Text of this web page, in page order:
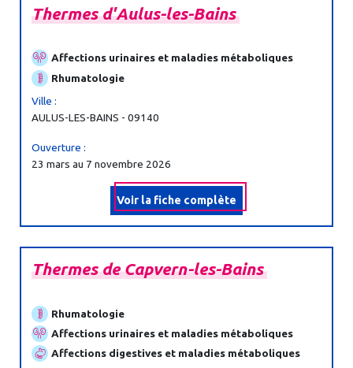
Thermesd'Aulus-les-Bains
Affections urinaires et maladies métaboliques
Rhumatologie
Ville :
AULUS-LES-BAINS - 09140
Ouverture :
23 mars au 7 novembre 2026
Voir la fiche complète
ThermesdeCapvern-les-Bains
Rhumatologie
Affections urinaires et maladies métaboliques
Affections digestives et maladies métaboliques